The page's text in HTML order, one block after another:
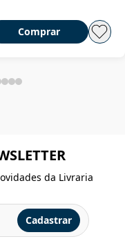
Comprar
da Livraria
Cadastrar